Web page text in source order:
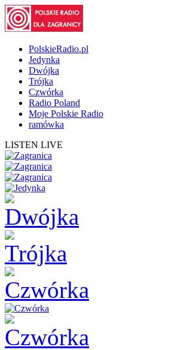
PolskieRadio.pl
Jedynka
Dwójka
Trójka
Czwórka
Radio Poland
Moje Polskie Radio
ramówka
LISTEN LIVE